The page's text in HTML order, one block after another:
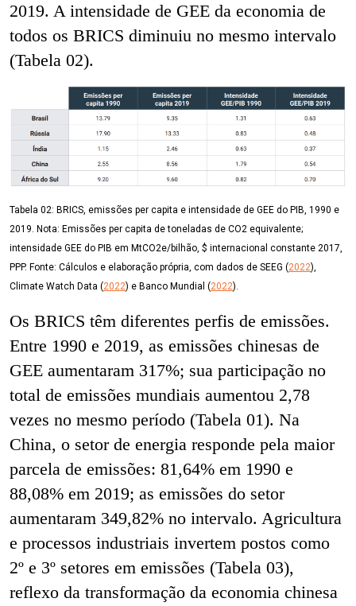
2019. A intensidade de GEE da economia de
todos os BRICS diminuiu no mesmo intervalo
(Tabela 02).
Tabela 02: BRICS, emissões per capita e intensidade de GEE do PIB, 1990 e
2019. Nota: Emissões per capita de toneladas de CO2 equivalente;
intensidade GEE do PIB em MtCO2e/bilhão, $ internacional constante 2017,
PPP. Fonte: Cálculos e elaboração própria, com dados de SEEG (2022),
Climate Watch Data (2022) e Banco Mundial (2022).
Os BRICS têm diferentes perfis de emissões.
Entre 1990 e 2019, as emissões chinesas de
GEE aumentaram 317%; sua participação no
total de emissões mundiais aumentou 2,78
vezes no mesmo período (Tabela 01). Na
China, o setor de energia responde pela maior
parcela de emissões: 81,64% em 1990 e
88,08% em 2019; as emissões do setor
aumentaram 349,82% no intervalo. Agricultura
e processos industriais invertem postos como
2º e 3º setores em emissões (Tabela 03),
reflexo da transformação da economia chinesa